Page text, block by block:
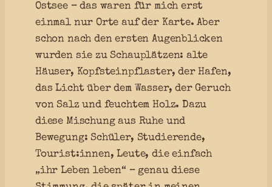
Ostsee – das waren für mich erst
einmal nur Orte auf der Karte. Aber
schon nach den ersten Augenblicken
wurden sie zu Schauplätzen: alte
Häuser, Kopfsteinpflaster, der Hafen,
das Licht über dem Wasser, der Geruch
von Salz und feuchtem Holz. Dazu
diese Mischung aus Ruhe und
Bewegung: Schüler, Studierende,
Tourist:innen, Leute, die einfach
„ihr Leben leben“ – genau diese